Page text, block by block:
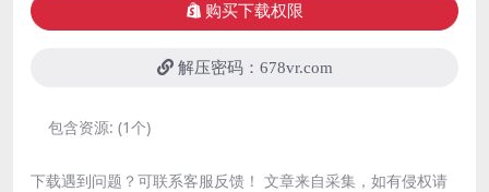
购买下载权限
解压密码：678vr.com
包含资源: (1个)
下载遇到问题？可联系客服反馈！ 文章来自采集，如有侵权请